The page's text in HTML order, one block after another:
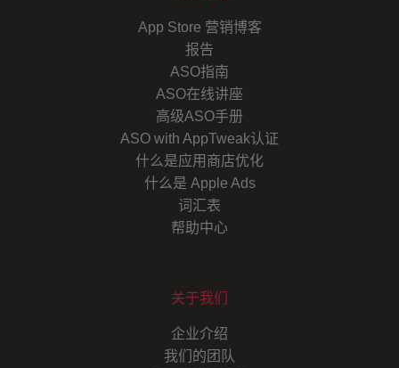
App Store 营销博客
报告
ASO指南
ASO在线讲座
高级ASO手册
ASO with AppTweak认证
什么是应用商店优化
什么是 Apple Ads
词汇表
帮助中心
关于我们
企业介绍
我们的团队